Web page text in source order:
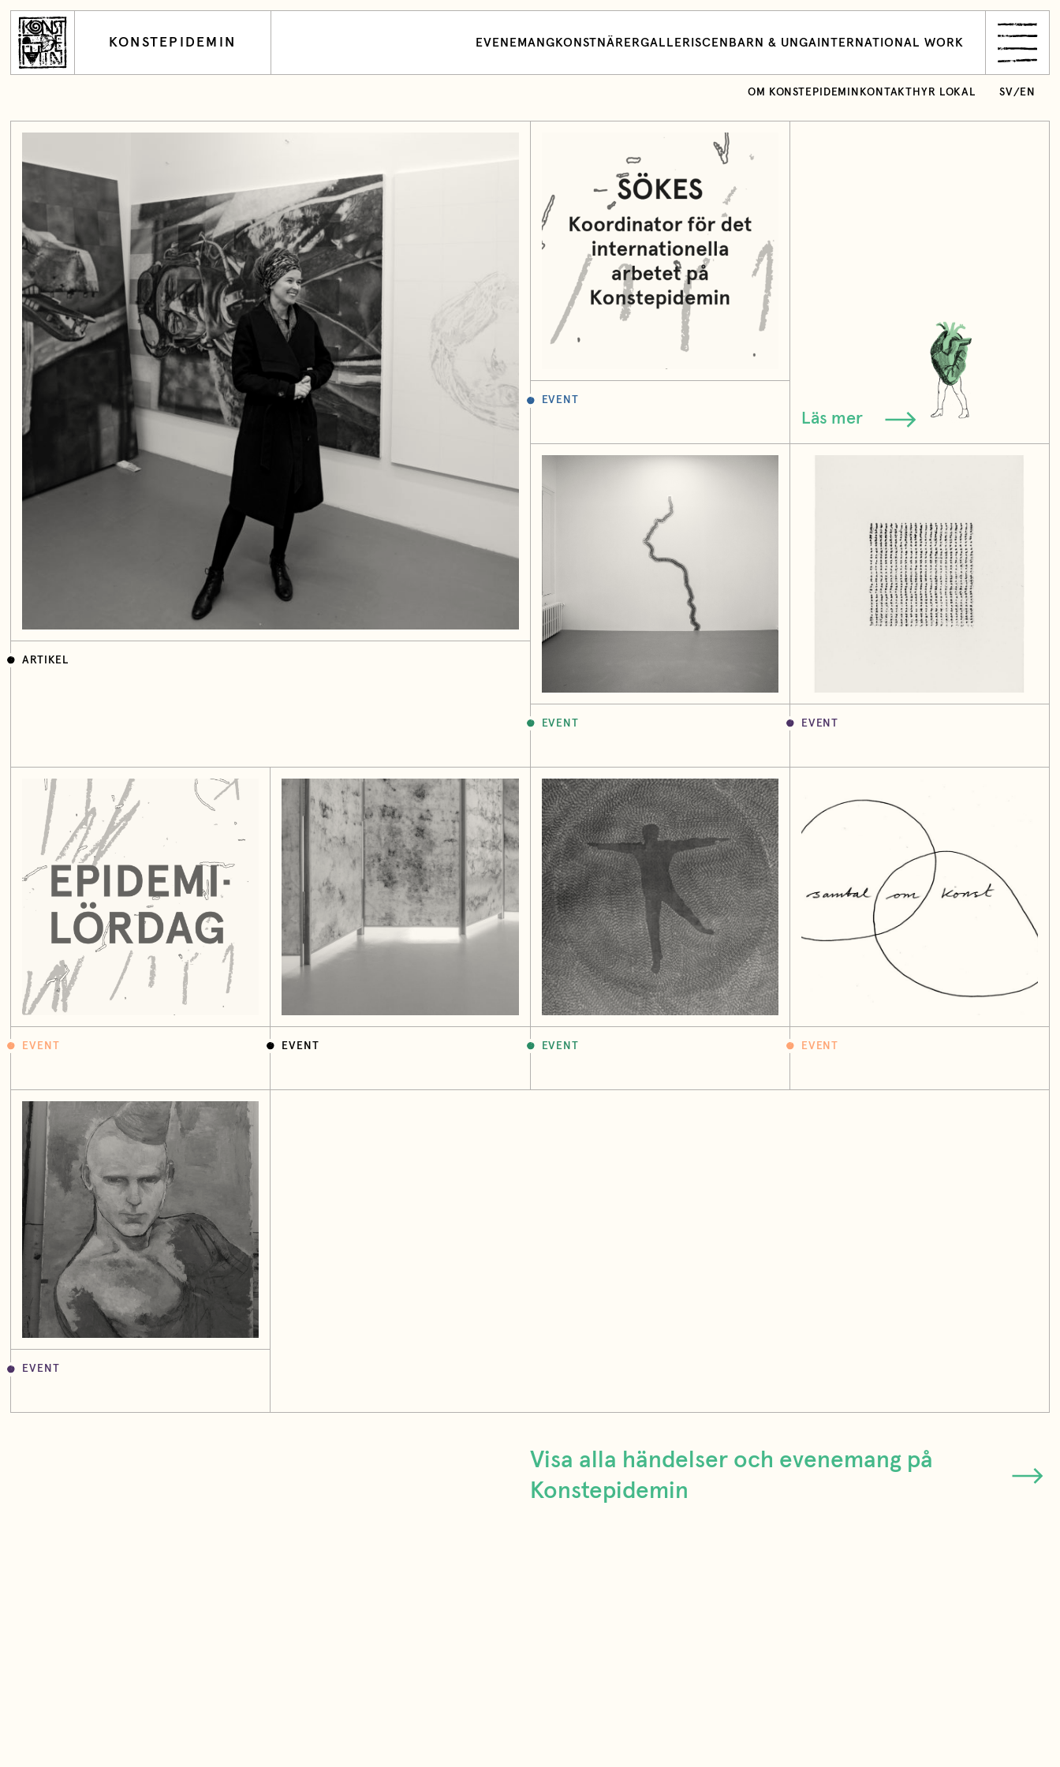
KONSTEPIDEMIN EVENEMANG KONSTNÄRERGALLERI SCEN BARN & UNGA INTERNATIONAL WORK
OM KONSTEPIDEMIN KONTAKT HYR LOKAL SV/ EN
ARTIKEL
EVENT
Läs mer
EVENT EVENT
EVENT EVENT EVENT EVENT
EVENT
Visa alla händelser och evenemang på
Konstepidemin